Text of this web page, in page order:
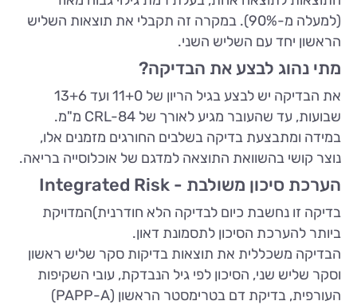
(למעלה מ-90%). במקרה זה תקבלי את תוצאות השליש
הראשון יחד עם השליש השני.
מתי נהוג לבצע את הבדיקה?
את הבדיקה יש לבצע בגיל הריון של 11+0 ועד 13+6
שבועות, עד שהעובר מגיע לאורך של CRL-84 מ"מ.
במידה ומתבצעת בדיקה בשלבים החורגים מזמנים אלו,
נוצר קושי בהשוואת התוצאה למדגם של אוכלוסייה בריאה.
הערכת סיכון משולבת - Integrated Risk
בדיקה זו נחשבת כיום לבדיקה הלא חודרנית)המדויקת
ביותר להערכת הסיכון לתסמונת דאון.
הבדיקה משכללית את תוצאות בדיקות סקר שליש ראשון
וסקר שליש שני, הסיכון לפי גיל הנבדקת, עובי השקיפות
העורפית, בדיקת דם בטרימסטר הראשון (PAPP-A)